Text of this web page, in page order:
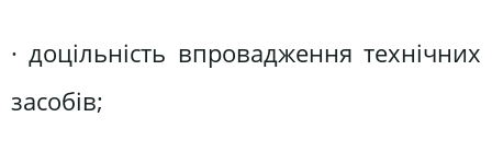
· доцільність впровадження технічних
засобів;